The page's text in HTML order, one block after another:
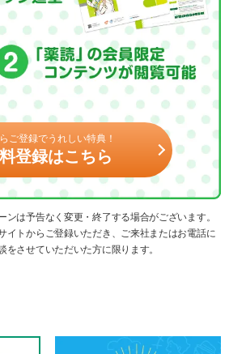
ご登録でうれしい特典！
登録はこちら
は予告なく変更・終了する場合がございます。
イトからご登録いただき、ご来社またはお電話に
させていただいた方に限ります。